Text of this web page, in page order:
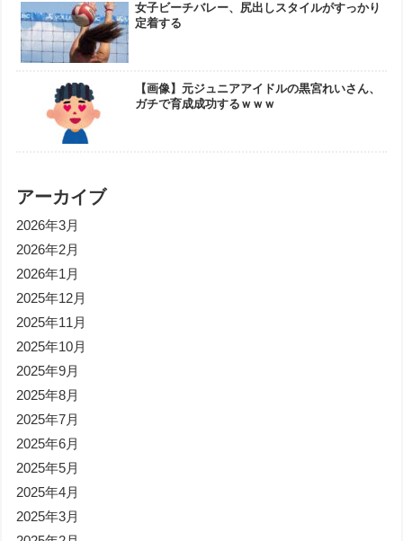
女子ビーチバレー、尻出しスタイルがすっかり
定着する
【画像】元ジュニアアイドルの黒宮れいさん、
ガチで育成成功するｗｗｗ
アーカイブ
2026年3月
2026年2月
2026年1月
2025年12月
2025年11月
2025年10月
2025年9月
2025年8月
2025年7月
2025年6月
2025年5月
2025年4月
2025年3月